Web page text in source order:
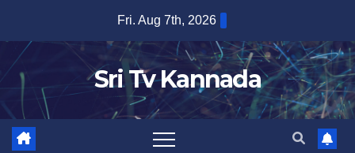
content
Fri. Aug 7th, 2026
Sri Tv Kannada